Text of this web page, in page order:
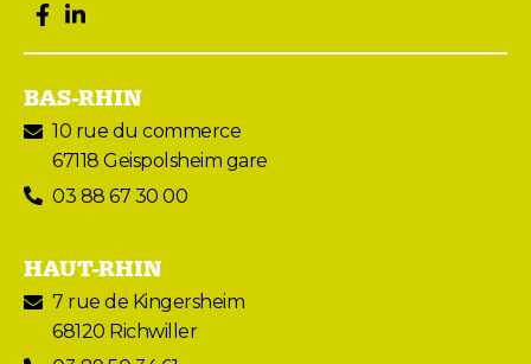
facebook
LinkedIn
BAS-RHIN
10 rue du commerce
67118 Geispolsheim gare
03 88 67 30 00
HAUT-RHIN
7 rue de Kingersheim
68120 Richwiller